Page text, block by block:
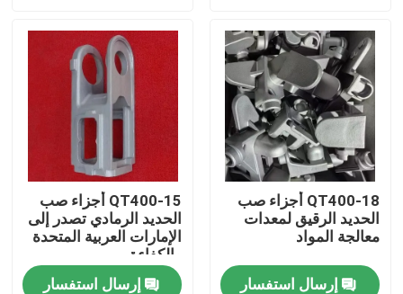
منتجات
أشرطة فيديو
معلومات عنا
جولة في المعمل
رقابة جودة
QT400-18 أجزاء صب
الحديد الرقيق لمعدات
معالجة المواد
إرسال استفسار
QT400-15 أجزاء صب
الحديد الرمادي تصدر إلى
الإمارات العربية المتحدة
والكفاءة
إرسال استفسار